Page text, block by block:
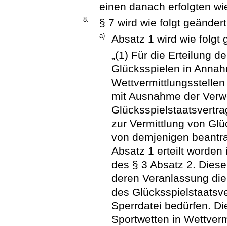
einen danach erfolgten
8. § 7 wird wie folgt
a)
Absatz 1 wird wie folgt
„(1) Für die Erteilung
Glücksspielen in
mit Ausnahme der
zur Vermittlung von
von demjenigen
Absatz 1 erteilt
des § 3 Absatz 2.
deren Veranlassung
des
Sperrdatei bedürfen.
Sportwetten in